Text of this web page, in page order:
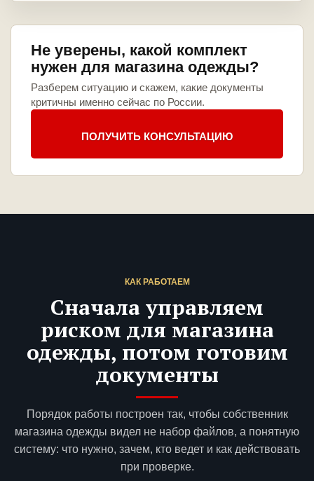
Не уверены, какой комплект
нужен для магазина одежды?
Разберем ситуацию и скажем, какие документы
критичны именно сейчас по России.
ПОЛУЧИТЬ КОНСУЛЬТАЦИЮ
КАК РАБОТАЕМ
Сначала управляем
риском для магазина
одежды, потом готовим
документы
Порядок работы построен так, чтобы собственник
магазина одежды видел не набор файлов, а понятную
систему: что нужно, зачем, кто ведет и как действовать
при проверке.